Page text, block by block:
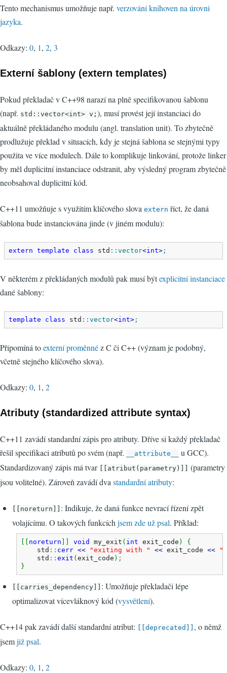
Tento mechanismus umožňuje např. verzování knihoven na úrovni
jazyka.
Odkazy: 0, 1, 2, 3
Externí šablony (extern templates)
Pokud překladač v C++98 narazí na plně specifikovanou šablonu
(např. std::vector<int> v; ), musí provést její instanciaci do
aktuálně překládaného modulu (angl. translation unit). To zbytečně
prodlužuje překlad v situacích, kdy je stejná šablona se stejnými typy
použita ve více modulech. Dále to komplikuje linkování, protože linker
by měl duplicitní instanciace odstranit, aby výsledný program zbytečně
neobsahoval duplicitní kód.
C++11 umožňuje s využitím klíčového slova extern říct, že daná
šablona bude instanciována jinde (v jiném modulu):
extern template class std :: vector<int> ;
V některém z překládaných modulů pak musí býtexplicitní instanciace
dané šablony:
template class std :: vector<int> ;
Připomíná toexterní proměnnéz C či C++ (význam je podobný,
včetně stejného klíčového slova).
Odkazy: 0, 1, 2
Atributy (standardized attribute syntax)
C++11 zavádí standardní zápis pro atributy. Dříve si každý překladač
řešil specifikaci atributů po svém (např.
__attribute__
u GCC).
Standardizovaný zápis má tvar
[[atribut(parametry)]]
(parametry
jsou volitelné). Zároveň zavádí dva standardní atributy:
[[noreturn]] : Indikuje, že daná funkce nevrací řízení zpět
volajícímu. O takových funkcích jsem zde už psal. Příklad:
noreturn void my_exit ( int exit_code )
{
    std
:: cerr << "exiting with " << exit_code << "
    std
:: exit ( exit_code ) ;
}
[[carries_dependency]] : Umožňuje překladači lépe
optimalizovat vícevláknový kód (vysvětlení).
C++14 pak zavádí další standardní atribut: [[deprecated]] , o němž
jsemjiž psal.
Odkazy: 0, 1, 2